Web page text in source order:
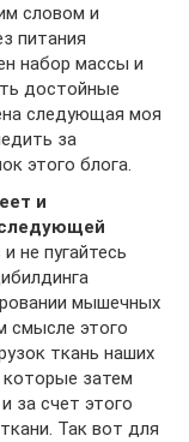
словом и
питания
набор массы и
достойные
следующая моя
за
этого блога.
и
не пугайтесь
мышечных
смысле этого
ткань наших
затем
за счет этого
Так вот для